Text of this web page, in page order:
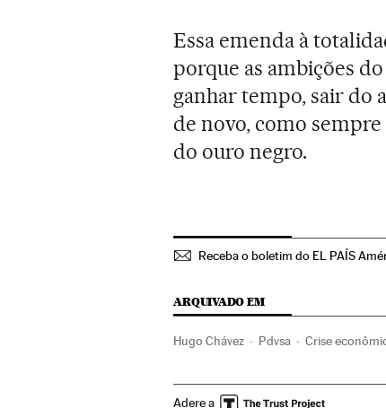
Essa emenda à
porque as ambições
ganhar tempo, sair do
de novo, como
do ouro negro.
Receba o boletim do EL PAÍS
ARQUIVADO EM
Hugo Chávez Pdvsa Crise
Adere a